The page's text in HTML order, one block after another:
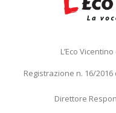
L’Eco
Registrazione n. 16/
Direttore